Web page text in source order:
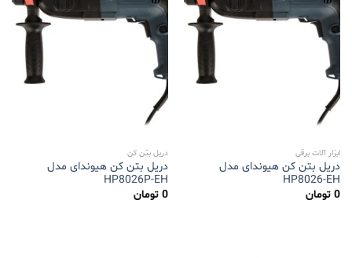
ابزار آلات برقی
دریل بتن کن هیوندای مدل
HP8026-EH
0 تومان
دریل بتن کن
دریل بتن کن هیوندای مدل
HP8026P-EH
0 تومان